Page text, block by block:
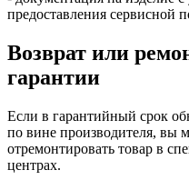
предоставления сервисной
Возврат или
гарантии
Если в гарантийный срок
по вине производителя, вы
отремонтировать товар в
центрах.